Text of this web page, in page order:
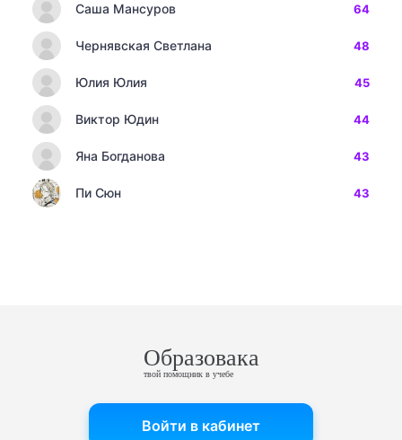
Саша Мансуров 64
Чернявская Светлана 48
Юлия Юлия 45
Виктор Юдин 44
Яна Богданова 43
Пи Сюн 43
Образовака
твой помощник в учебе
Войти в кабинет